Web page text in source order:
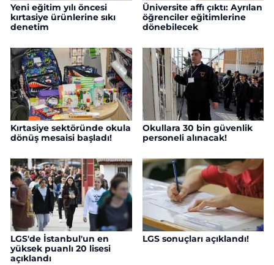
Yeni eğitim yılı öncesi
kırtasiye ürünlerine sıkı
denetim
Üniversite affı çıktı: Ayrılan
öğrenciler eğitimlerine
dönebilecek
Kırtasiye sektöründe okula
dönüş mesaisi başladı!
Okullara 30 bin güvenlik
personeli alınacak!
LGS'de İstanbul'un en
yüksek puanlı 20 lisesi
açıklandı
LGS sonuçları açıklandı!